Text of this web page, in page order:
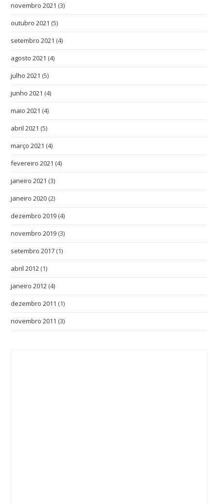
novembro 2021 (3)
outubro 2021 (5)
setembro 2021 (4)
agosto 2021 (4)
julho 2021 (5)
junho 2021 (4)
maio 2021 (4)
abril 2021 (5)
março 2021 (4)
fevereiro 2021 (4)
janeiro 2021 (3)
janeiro 2020 (2)
dezembro 2019 (4)
novembro 2019 (3)
setembro 2017 (1)
abril 2012 (1)
janeiro 2012 (4)
dezembro 2011 (1)
novembro 2011 (3)